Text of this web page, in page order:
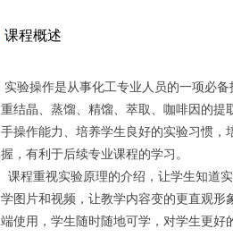
课程概述
实验操作是从事化工专业人员的一项必备
重结晶、蒸馏、精馏、萃取、咖啡因的提
手操作能力、培养学生 良好的实验习惯，
握，有利于后续专业课程的学习 。
课程重视实验原理的介绍，让学生知道
学图片和视频，让教学内容变的更直观
端使用，学生随时随地可学，对学生更好